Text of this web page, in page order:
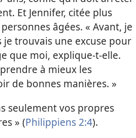
Et Jennifer, citée plus
âgées. « Avant, je
trouvais une excuse pour
que moi, explique-t-elle.
à mieux les
de bonnes manières. »
seulement vos propres
» (Philippiens 2:4).